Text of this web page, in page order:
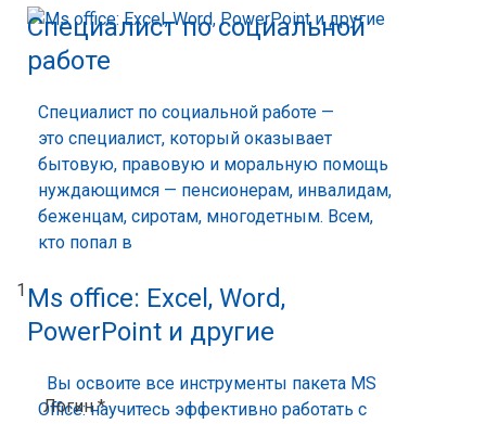
Специалист по социальной
работе
Специалист по социальной работе —
это специалист, который оказывает
бытовую, правовую и моральную помощь
нуждающимся — пенсионерам, инвалидам,
беженцам, сиротам, многодетным. Всем,
кто попал в
Ms office: Excel, Word,
PowerPoint и другие
Вы освоите все инструменты пакета MS
Office: научитесь эффективно работать с
1
Логин*